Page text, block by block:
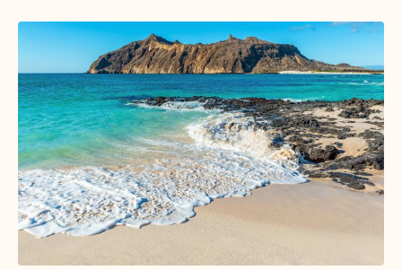
Auch die uns vor Ort betreuenden Menschen haben wir als
professionell und sympathisch empfunden. Durch sie
haben wir viel vom Land gelernt und mitgenommen. Zwei
haben wir dabei als ganz besonders positiv empfunden:
Javier, der in den ersten Tagen weit mehr als ein Fahrer,
sondern zusätzlich Guide, Ecuador-Erklärer und in gewisser
Hinsicht Teil unserer Familie war, sowie der Guide, der uns
im Nebelwald zwei Tage durch den Wald geführt hat und
ein unglaubliches Wissen und eine beeindruckende
Erfahrung hatte (leider sind wir uns hinsichtlich seines
Namens nicht ganz sicher). Familie Braun, Berlin